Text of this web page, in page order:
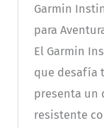
Garmin
para
El Garmin
que desafía
presenta un
resistente